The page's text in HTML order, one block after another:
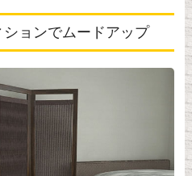
ョンでムードアップ